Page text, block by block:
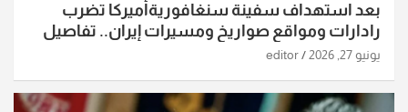
بعد استهداف سفينة سنغافوريةأميركا تضرب
رادارات ومواقع صواريخ ومسيرات إيران.. تفاصيل
الساعات الماضية
يونيو 27, 2026 editor